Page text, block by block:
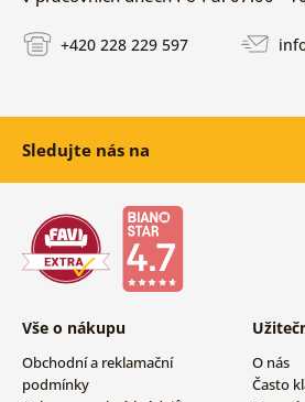
+420 228 229 597
Sledujte nás na
Vše o nákupu
Obchodní a reklamační
podmínky
O nás
Často